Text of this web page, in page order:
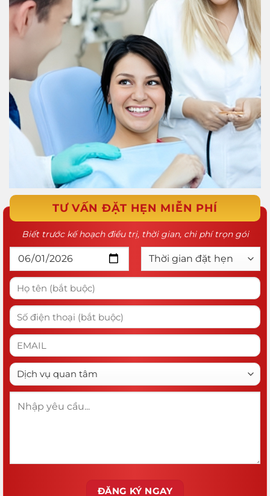
TƯ VẤN ĐẶT HẸN MIỄN PHÍ
Biết trước kế hoạch điều trị, thời gian, chi phí trọn gói